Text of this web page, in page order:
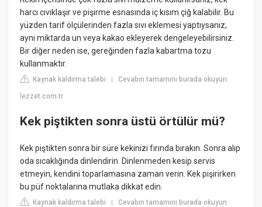
harcı cıvıklaşır ve pişirme esnasında iç kısım çiğ kalabilir. Bu
yüzden tarif ölçülerinden fazla sıvı eklemesi yaptıysanız,
aynı miktarda un veya kakao ekleyerek dengeleyebilirsiniz.
Bir diğer neden ise, gereğinden fazla kabartma tozu
kullanmaktır.
Kaynak kaldırma talebi |Cevabın tamamını burada okuyun:
lezzet.com.tr
Kek piştikten sonra üstü örtülür mü?
Kek piştikten sonra bir süre kekinizi fırında bırakın. Sonra alıp
oda sıcaklığında dinlendirin. Dinlenmeden kesip servis
etmeyin, kendini toparlamasına zaman verin. Kek pişirirken
bu püf noktalarına mutlaka dikkat edin.
Kaynak kaldırma talebi |Cevabın tamamını burada okuyun: